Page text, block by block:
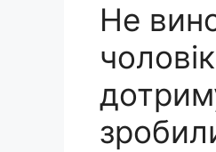
Не